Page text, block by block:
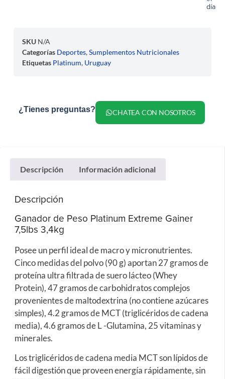
día
SKU N/A
Categorías Deportes,Sumplementos Nutricionales
Etiquetas Platinum, Uruguay
¿Tienes preguntas? CHATEA CON NOSOTROS
Descripción Información adicional
Descripción
Ganador de Peso Platinum Extreme Gainer
7,5lbs 3,4kg
Posee un perfil ideal de macro y micronutrientes.
Cinco medidas del polvo (90 g) aportan 27 gramos de
proteína ultra filtrada de suero lácteo (Whey
Protein), 47 gramos de carbohidratos complejos
provenientes de maltodextrina (no contiene azúcares
simples), 4.2 gramos de MCT (triglicéridos de cadena
media), 4.6 gramos de L -Glutamina, 25 vitaminas y
minerales.
Los triglicéridos de cadena media MCT son lípidos de
fácil digestión que proveen energía rápidamente, sin